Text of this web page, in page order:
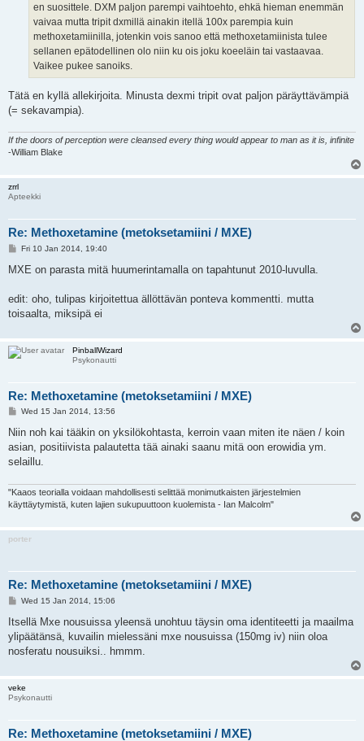
en suosittele. DXM paljon parempi vaihtoehto, ehkä hieman enemmän
vaivaa mutta tripit dxmillä ainakin itellä 100x parempia kuin
methoxetamiinilla, jotenkin vois sanoo että methoxetamiinista tulee
sellanen epätodellinen olo niin ku ois joku koeeläin tai vastaavaa.
Vaikee pukee sanoiks.
Tätä en kyllä allekirjoita. Minusta dexmi tripit ovat paljon päräyttävämpiä
(= sekavampia).
If the doors of perception were cleansed every thing would appear to man as it is, infinite
-William Blake
zrrl
Apteekki
Re: Methoxetamine (metoksetamiini / MXE)
P
s
Fri 10 Jan 2014, 19:40
MXE on parasta mitä huumerintamalla on tapahtunut 2010-luvulla.
edit: oho, tulipas kirjoitettua ällöttävän ponteva kommentti. mutta
toisaalta, miksipä ei
PinballWizard
Psykonautti
Re: Methoxetamine (metoksetamiini / MXE)
P
s
Wed 15 Jan 2014, 13:56
Niin noh kai tääkin on yksilökohtasta, kerroin vaan miten ite näen / koin
asian, positiivista palautetta tää ainaki saanu mitä oon erowidia ym.
selaillu.
"Kaaos teorialla voidaan mahdollisesti selittää monimutkaisten järjestelmien
käyttäytymistä, kuten lajien sukupuuttoon kuolemista - Ian Malcolm"
porter
Re: Methoxetamine (metoksetamiini / MXE)
P
s
Wed 15 Jan 2014, 15:06
Itsellä Mxe nousuissa yleensä unohtuu täysin oma identiteetti ja maailma
ylipäätänsä, kuvailin mielessäni mxe nousuissa (150mg iv) niin oloa
nosferatu nousuiksi.. hmmm.
veke
Psykonautti
Re: Methoxetamine (metoksetamiini / MXE)